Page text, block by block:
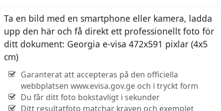
Ta en bild med en smartphone eller kamera, ladda
upp den här och få direkt ett professionellt foto för
ditt dokument: Georgia e-visa 472x591 pixlar (4x5
cm)
Garanterat att accepteras på den officiella
webbplatsen www.evisa.gov.ge och i tryckt form
Du får ditt foto bokstavligt i sekunder
Ditt resultatfoto matchar kraven och exemplet